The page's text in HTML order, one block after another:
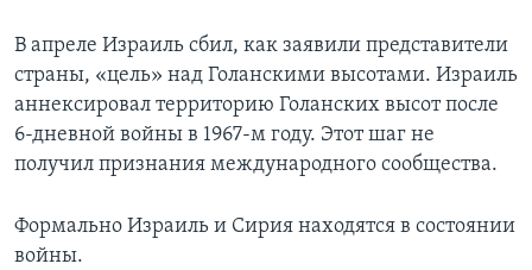
В апреле Израиль сбил, как заявили представители
страны, «цель» над Голанскими высотами. Израиль
аннексировал территорию Голанских высот после
6-дневной войны в 1967-м году. Этот шаг не
получил признания международного сообщества.
Формально Израиль и Сирия находятся в состоянии
войны.